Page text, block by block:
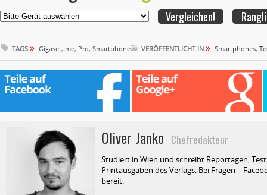
TAGS » Gigaset, me, Pro, Smartphone VERÖFFENTLICHT IN » Smartphones,
Oliver Janko Chefredakteur
Studiert in Wien und schreibt Reportagen,
Printausgaben des Verlags. Bei Fragen –
bereit.